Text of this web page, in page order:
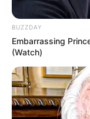
Bəzi
dəyişdi
60
BUZZDAY
Embarrassing
(Watch)